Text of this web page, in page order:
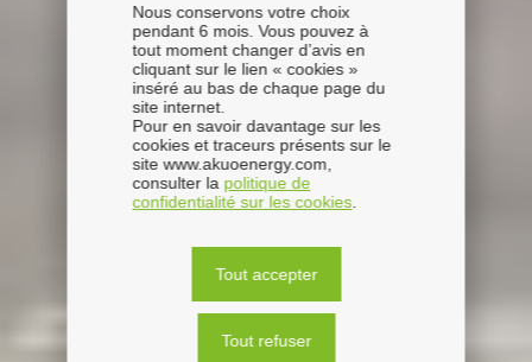
Nous conservons votre choix
pendant 6 mois. Vous pouvez à
tout moment changer d’avis en
cliquant sur le lien « cookies »
inséré au bas de chaque page du
site internet.
Pour en savoir davantage sur les
cookies et traceurs présents sur le
site www.akuoenergy.com,
consulter la politique de
confidentialité sur les cookies.
Tout accepter
Tout refuser